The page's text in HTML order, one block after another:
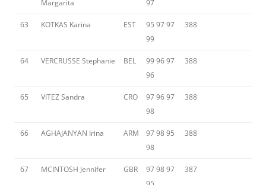
Margarita 97
63 KOTKAS Karina EST
95 97 97
99
388
64 VERCRUSSE Stephanie BEL
99 96 97
96
388
65 VITEZ Sandra CRO
97 96 97
98
388
66 AGHAJANYAN Irina ARM
97 98 95
98
388
67 MCINTOSH Jennifer GBR
97 98 97
387